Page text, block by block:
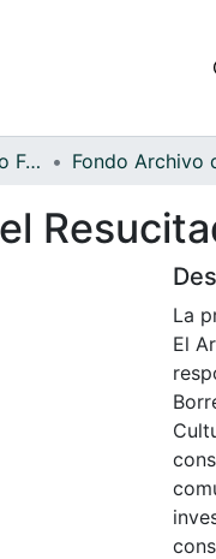
Archivo del Patrimonio Fotográfico y Fílmico del Valle del Cauca
La
El